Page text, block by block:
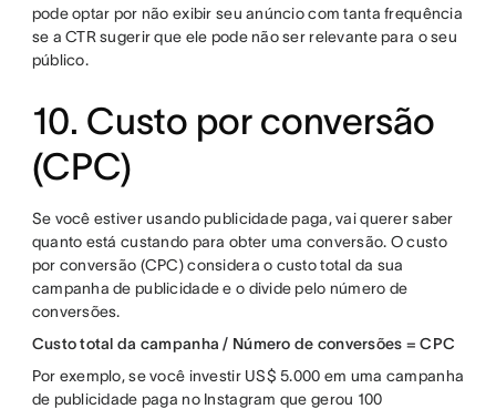
pode optar por não exibir seu anúncio com tanta frequência
se a CTR sugerir que ele pode não ser relevante para o seu
público.
10. Custo por conversão
(CPC)
Se você estiver usando publicidade paga, vai querer saber
quanto está custando para obter uma conversão. O custo
por conversão (CPC) considera o custo total da sua
campanha de publicidade e o divide pelo número de
conversões.
Custo total da campanha / Número de conversões = CPC
Por exemplo, se você investir US$ 5.000 em uma campanha
de publicidade paga no Instagram que gerou 100